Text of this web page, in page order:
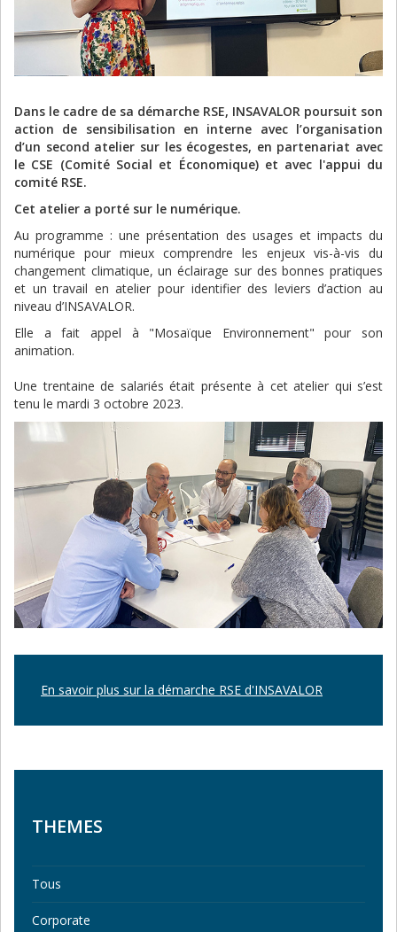
Dans le cadre de sa démarche RSE, INSAVALOR poursuit son
action de sensibilisation en interne avec l’organisation
d’un second atelier sur les écogestes, en partenariat avec
le CSE (Comité Social et Économique) et avec l'appui du
comité RSE.
Cet atelier a porté sur le numérique.
Au programme : une présentation des usages et impacts du
numérique pour mieux comprendre les enjeux vis-à-vis du
changement climatique, un éclairage sur des bonnes pratiques
et un travail en atelier pour identifier des leviers d’action au
niveau d’INSAVALOR.
Elle a fait appel à "Mosaïque Environnement" pour son
animation.
Une trentaine de salariés était présente à cet atelier qui s’est
tenu le mardi 3 octobre 2023.
En savoir plus sur la démarche RSE d'INSAVALOR
THEMES
Tous
Corporate